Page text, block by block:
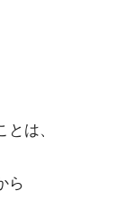
は、
ら